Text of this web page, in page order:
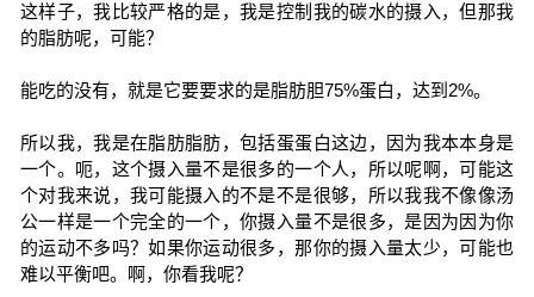
这样子，我比较严格的是，我是控制我的碳水的摄入，但那我
的脂肪呢，可能？
能吃的没有，就是它要要求的是脂肪胆75%蛋白，达到2%。
所以我，我是在脂肪脂肪，包括蛋蛋白这边，因为我本本身是
一个。呃，这个摄入量不是很多的一个人，所以呢啊，可能这
个对我来说，我可能摄入的不是不是很够，所以我我不像像汤
公一样是一个完全的一个，你摄入量不是很多，是因为因为你
的运动不多吗？如果你运动很多，那你的摄入量太少，可能也
难以平衡吧。啊，你看我呢？